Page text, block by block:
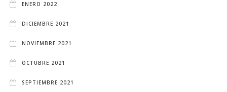
ENERO 2022
DICIEMBRE 2021
NOVIEMBRE 2021
OCTUBRE 2021
SEPTIEMBRE 2021